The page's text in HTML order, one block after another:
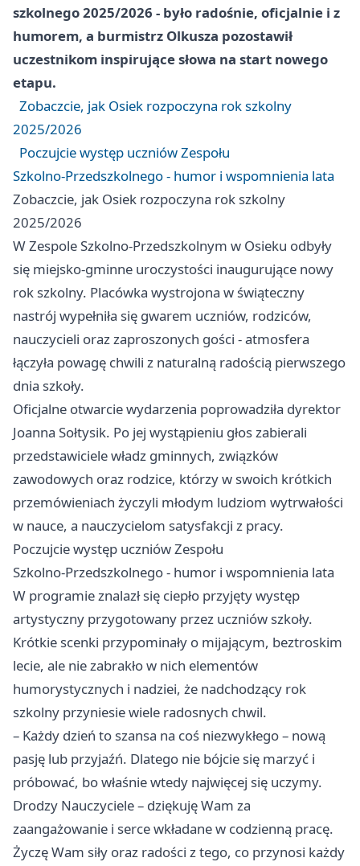
szkolnego 2025/2026 - było radośnie, oficjalnie i z
humorem, a burmistrz Olkusza pozostawił
uczestnikom inspirujące słowa na start nowego
etapu.
Zobaczcie, jak Osiek rozpoczyna rok szkolny
2025/2026
Poczujcie występ uczniów Zespołu
Szkolno‑Przedszkolnego - humor i wspomnienia lata
Zobaczcie, jak Osiek rozpoczyna rok szkolny
2025/2026
W Zespole Szkolno‑Przedszkolnym w Osieku odbyły
się miejsko‑gminne uroczystości inaugurujące nowy
rok szkolny. Placówka wystrojona w świąteczny
nastrój wypełniła się gwarem uczniów, rodziców,
nauczycieli oraz zaproszonych gości - atmosfera
łączyła powagę chwili z naturalną radością pierwszego
dnia szkoły.
Oficjalne otwarcie wydarzenia poprowadziła dyrektor
Joanna Sołtysik. Po jej wystąpieniu głos zabierali
przedstawiciele władz gminnych, związków
zawodowych oraz rodzice, którzy w swoich krótkich
przemówieniach życzyli młodym ludziom wytrwałości
w nauce, a nauczycielom satysfakcji z pracy.
Poczujcie występ uczniów Zespołu
Szkolno‑Przedszkolnego - humor i wspomnienia lata
W programie znalazł się ciepło przyjęty występ
artystyczny przygotowany przez uczniów szkoły.
Krótkie scenki przypominały o mijającym, beztroskim
lecie, ale nie zabrakło w nich elementów
humorystycznych i nadziei, że nadchodzący rok
szkolny przyniesie wiele radosnych chwil.
– Każdy dzień to szansa na coś niezwykłego – nową
pasję lub przyjaźń. Dlatego nie bójcie się marzyć i
próbować, bo właśnie wtedy najwięcej się uczymy.
Drodzy Nauczyciele – dziękuję Wam za
zaangażowanie i serce wkładane w codzienną pracę.
Życzę Wam siły oraz radości z tego, co przynosi każdy